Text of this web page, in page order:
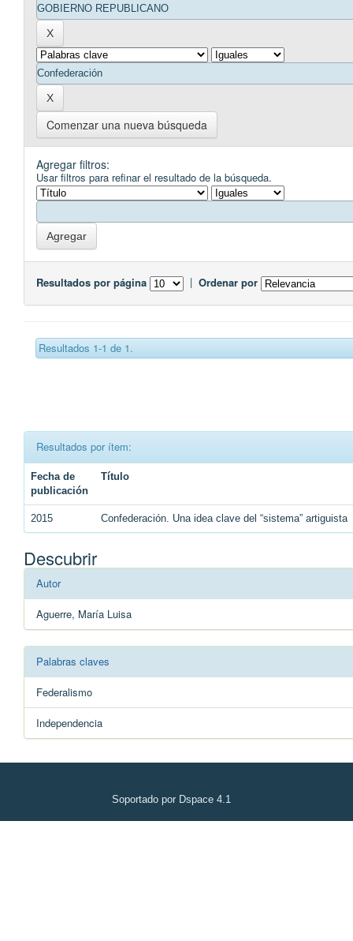
Comenzar una nueva búsqueda
Agregar filtros:
Usar filtros para refinar el resultado de la búsqueda.
Resultados por página | Ordenar por
Resultados 1-1 de 1.
Resultados por ítem:
Fecha de
publicación
Título
2015 Confederación. Una idea clave del “sistema” artiguista
Descubrir
Autor
Aguerre, María Luisa
Palabras claves
Federalismo
Independencia
Soportado por Dspace 4.1